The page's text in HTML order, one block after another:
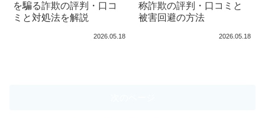
を騙る詐欺の評判・口コ
ミと対処法を解説
2026.05.18
称詐欺の評判・口コミと
被害回避の方法
2026.05.18